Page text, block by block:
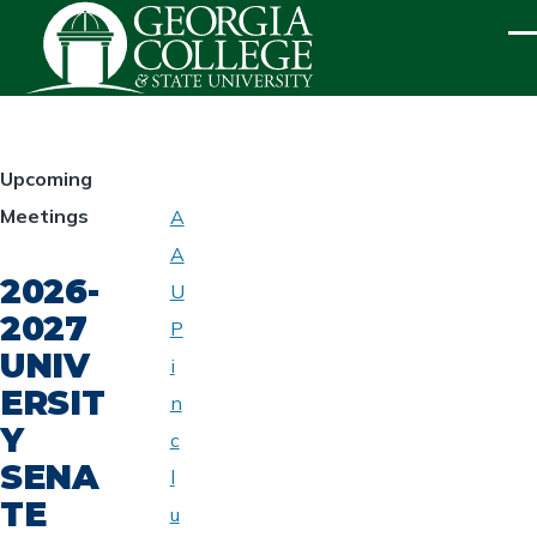
Skip to main content
HOMEPAGE
Upcoming
Meetings
2026-
2027
UNIV
ERSIT
Y
SENA
TE
UNIVERSITY
SENATE
A
A
U
P
i
n
c
l
u